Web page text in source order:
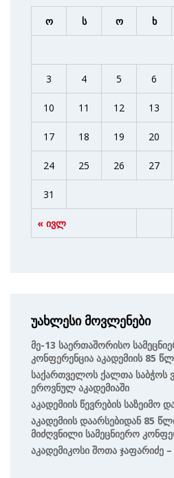
ო ს ო ხ
« ივლ
3 4 5 6
10 11 12 13
17 18 19 20
24 25 26 27
31
უახლესი მოვლენები
Მე-13 Საერთაშორისო
Კონფერენცია Აკადემიის 85
Საქართველოს Ქალთა Საბჭოს
Ეროვნულ Აკადემიაში
Აკადემიის Წევრების Საზეიმო
Აკადემიის Დაარსებიდან 85
Მიძღვნილი Სამეცნიერო
Აკადემიკოსი Შოთა Ჯაფარიძე